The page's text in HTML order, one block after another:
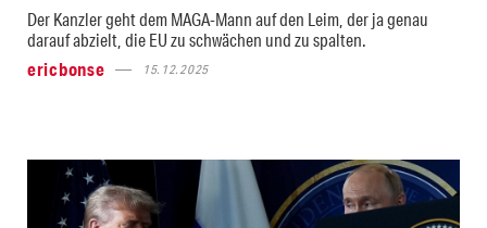
Der Kanzler geht dem MAGA-Mann auf den Leim, der ja genau
darauf abzielt, die EU zu schwächen und zu spalten.
ericbonse
15.12.2025